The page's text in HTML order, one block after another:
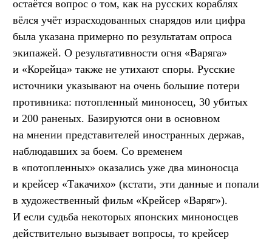
остаётся вопрос о том, как на русских кораблях
вёлся учёт израсходованных снарядов или цифра
была указана примерно по результатам опроса
экипажей. О результативности огня «Варяга»
и «Корейца» также не утихают споры. Русские
источники указывают на очень большие потери
противника: потопленный миноносец, 30 убитых
и 200 раненых. Базируются они в основном
на мнении представителей иностранных держав,
наблюдавших за боем. Со временем
в «потопленных» оказались уже два миноносца
и крейсер «Такачихо» (кстати, эти данные и попали
в художественный фильм «Крейсер «Варяг»).
И если судьба некоторых японских миноносцев
действительно вызывает вопросы, то крейсер